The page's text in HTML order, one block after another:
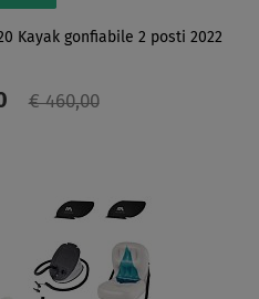
Kayak gonfiabile 2 posti 2022
€ 460,00